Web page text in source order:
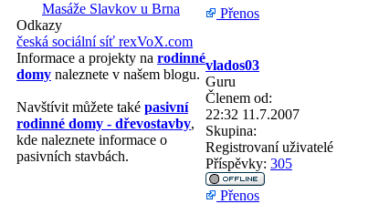
Masáže Slavkov u Brna
Odkazy
česká sociální síť rexVoX.com
Informace a projekty na rodinné
domy naleznete v našem blogu.
Navštívit můžete také pasivní
rodinné domy - dřevostavby,
kde naleznete informace o
pasivních stavbách.
Přenos
vlados03
Guru
Členem od:
22:32 11.7.2007
Skupina:
Registrovaní uživatelé
Příspěvky: 305
Přenos